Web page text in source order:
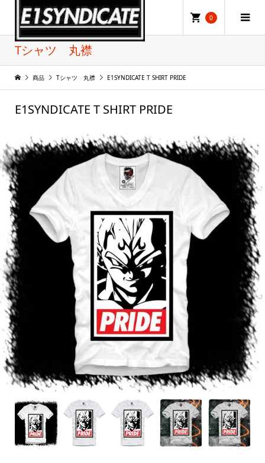
0
Tシャツ 丸襟
商品 Tシャツ 丸襟 E1SYNDICATE T SHIRT PRIDE
E1SYNDICATE T SHIRT PRIDE